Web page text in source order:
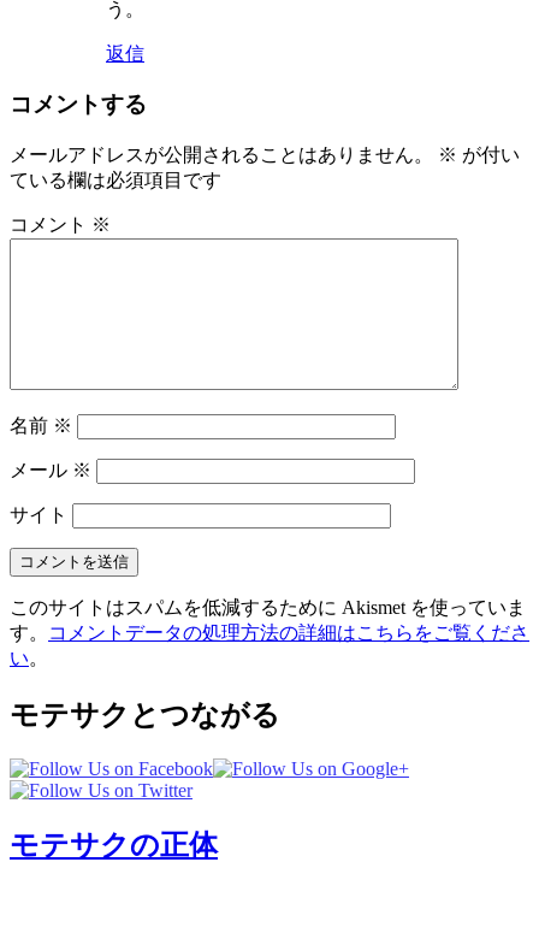
う。
返信
コメントする
メールアドレスが公開されることはありません。 ※ が付い
ている欄は必須項目です
コメント ※
名前 ※
メール ※
サイト
このサイトはスパムを低減するために Akismet を使っていま
す。
コメントデータの処理方法の詳細はこちらをご覧くださ
い。
モテサクとつながる
モテサクの正体